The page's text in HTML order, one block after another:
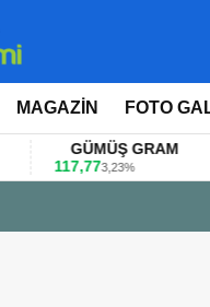
MAGAZİN FOTO
GÜMÜŞ GRAM
117,773,23%